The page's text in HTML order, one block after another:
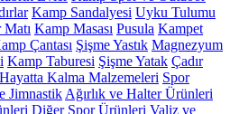
Kamp Sandalyesi Uyku Tulumu
Matı Kamp Masası Pusula Kampet
Çantası Şişme Yastık Magnezyum
Kamp Taburesi Şişme Yatak Çadır
Hayatta Kalma Malzemeleri Spor
Jimnastik Ağırlık ve Halter Ürünleri
Diğer Spor Ürünleri Valiz ve